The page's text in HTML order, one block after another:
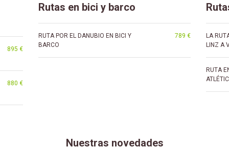
895 €
880 €
Rutas en bici y barco
RUTA POR EL DANUBIO EN BICI Y
BARCO
789 €
LA
LINZ A
RUTA
Nuestras novedades